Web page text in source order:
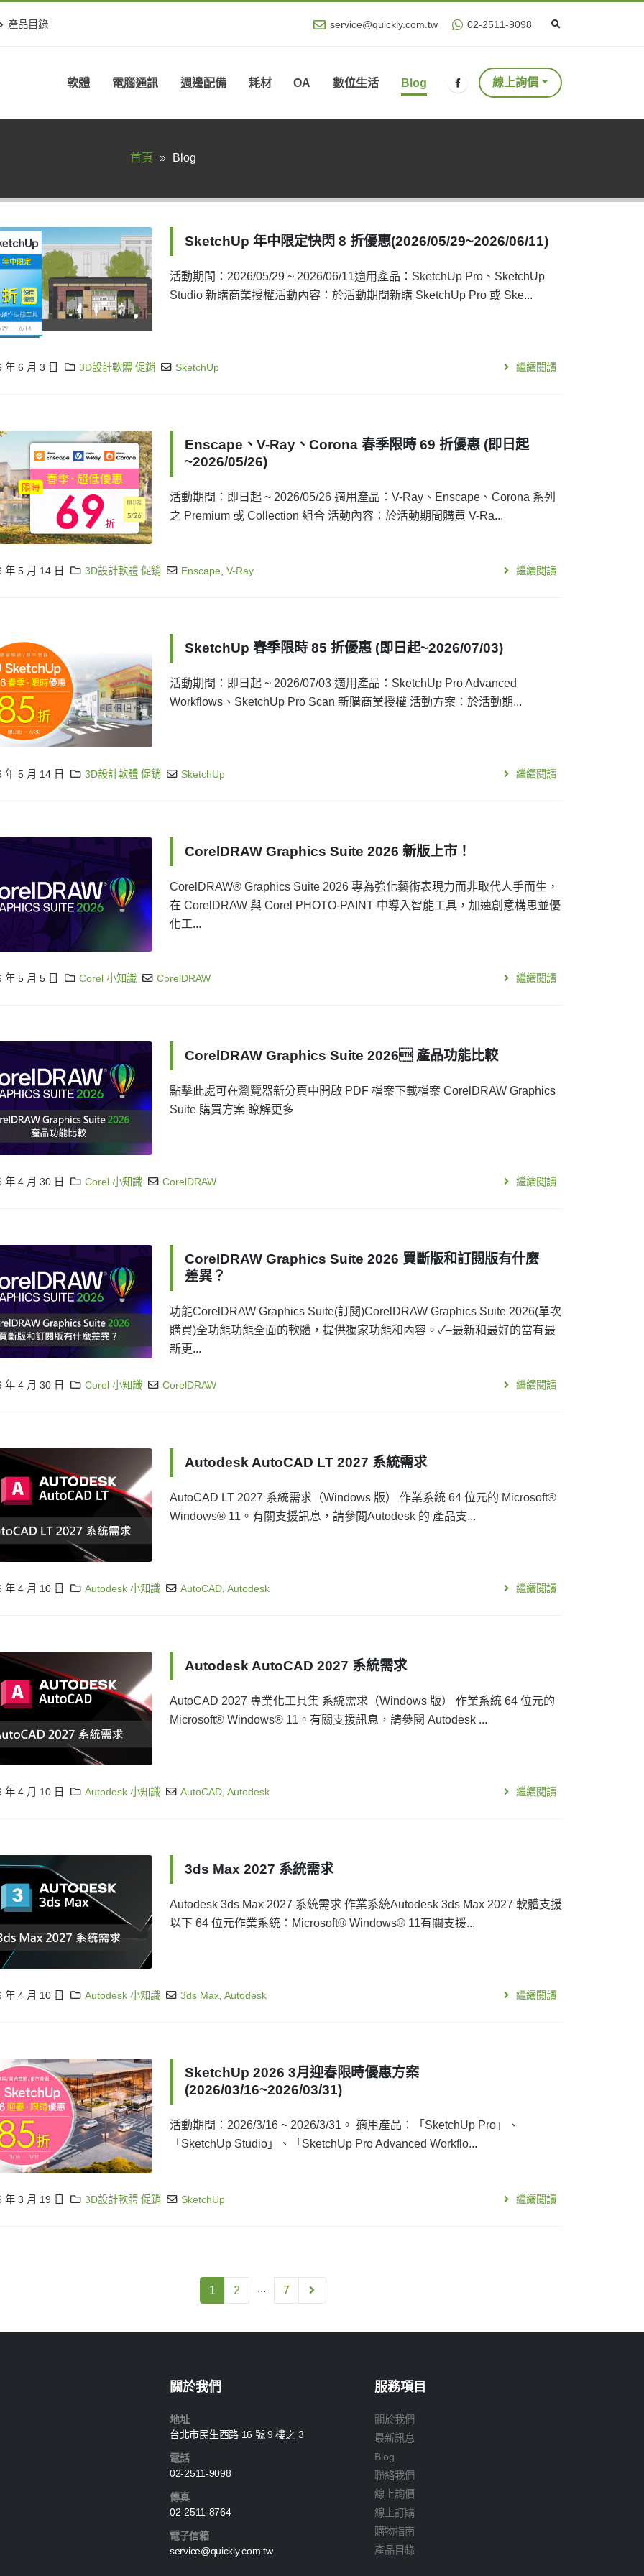
產品目錄 service@quickly.com.tw 02-2511-9098
軟體 電腦通訊 週邊配備 耗材 OA 數位生活 Blog 線上詢價
首頁 » Blog
SketchUp 年中限定快閃 8 折優惠(2026/05/29~2026/06/11)
活動期間：2026/05/29 ~ 2026/06/11適用產品：SketchUp Pro、SketchUp
Studio 新購商業授權活動內容：於活動期間新購 SketchUp Pro 或 Ske...
年 6 月 3 日 3D設計軟體 促銷 SketchUp 繼續閱讀
Enscape、V-Ray、Corona 春季限時 69 折優惠 (即日起
~2026/05/26)
活動期間：即日起 ~ 2026/05/26 適用產品：V-Ray、Enscape、Corona 系列
之 Premium 或 Collection 組合 活動內容：於活動期間購買 V-Ra...
年 5 月 14 日 3D設計軟體 促銷 Enscape,V-Ray 繼續閱讀
SketchUp 春季限時 85 折優惠 (即日起~2026/07/03)
活動期間：即日起 ~ 2026/07/03 適用產品：SketchUp Pro Advanced
Workflows、SketchUp Pro Scan 新購商業授權 活動方案：於活動期...
年 5 月 14 日 3D設計軟體 促銷 SketchUp 繼續閱讀
CorelDRAW Graphics Suite 2026 新版上市！
CorelDRAW® Graphics Suite 2026 專為強化藝術表現力而非取代人手而生，
在 CorelDRAW 與 Corel PHOTO-PAINT 中導入智能工具，加速創意構思並優
化工...
年 5 月 5 日 Corel 小知識 CorelDRAW 繼續閱讀
CorelDRAW Graphics Suite 2026 產品功能比較
點擊此處可在瀏覽器新分頁中開啟 PDF 檔案下載檔案 CorelDRAW Graphics
Suite 購買方案 瞭解更多
年 4 月 30 日 Corel 小知識 CorelDRAW 繼續閱讀
CorelDRAW Graphics Suite 2026 買斷版和訂閱版有什麼
差異？
功能CorelDRAW Graphics Suite(訂閱)CorelDRAW Graphics Suite 2026(單次
購買)全功能功能全面的軟體，提供獨家功能和內容。✓–最新和最好的當有最
新更...
年 4 月 30 日 Corel 小知識 CorelDRAW 繼續閱讀
Autodesk AutoCAD LT 2027 系統需求
AutoCAD LT 2027 系統需求（Windows 版） 作業系統 64 位元的 Microsoft®
Windows® 11。有關支援訊息，請參閱Autodesk 的 產品支...
年 4 月 10 日 Autodesk 小知識 AutoCAD ,Autodesk 繼續閱讀
Autodesk AutoCAD 2027 系統需求
AutoCAD 2027 專業化工具集 系統需求（Windows 版） 作業系統 64 位元的
Microsoft® Windows® 11。有關支援訊息，請參閱 Autodesk ...
年 4 月 10 日 Autodesk 小知識 AutoCAD,Autodesk 繼續閱讀
3ds Max 2027 系統需求
Autodesk 3ds Max 2027 系統需求 作業系統Autodesk 3ds Max 2027 軟體支援
以下 64 位元作業系統：Microsoft® Windows® 11有關支援...
年 4 月 10 日 Autodesk 小知識 3ds Max,Autodesk 繼續閱讀
SketchUp 2026 3月迎春限時優惠方案
(2026/03/16~2026/03/31)
活動期間：2026/3/16 ~ 2026/3/31。 適用產品：「SketchUp Pro」、
「SketchUp Studio」、「SketchUp Pro Advanced Workflo...
年 3 月 19 日 3D設計軟體 促銷 SketchUp 繼續閱讀
1 2 ... 7
關於我們
地址
台北市民生西路 16 號 9 樓之 3
電話
02-2511-9098
傳真
02-2511-8764
電子信箱
service@quickly.com.tw
服務項目
關於我們
最新訊息
Blog
聯絡我們
線上詢價
線上訂購
購物指南
產品目錄